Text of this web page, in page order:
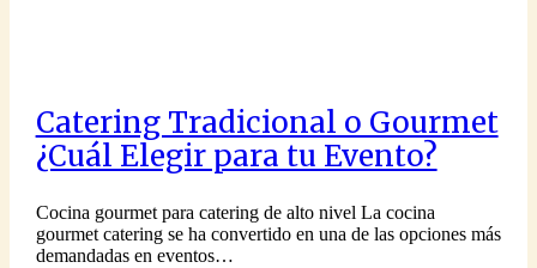
Catering Tradicional o Gourmet
¿Cuál Elegir para tu Evento?
Cocina gourmet para catering de alto nivel La cocina
gourmet catering se ha convertido en una de las opciones más
demandadas en eventos…